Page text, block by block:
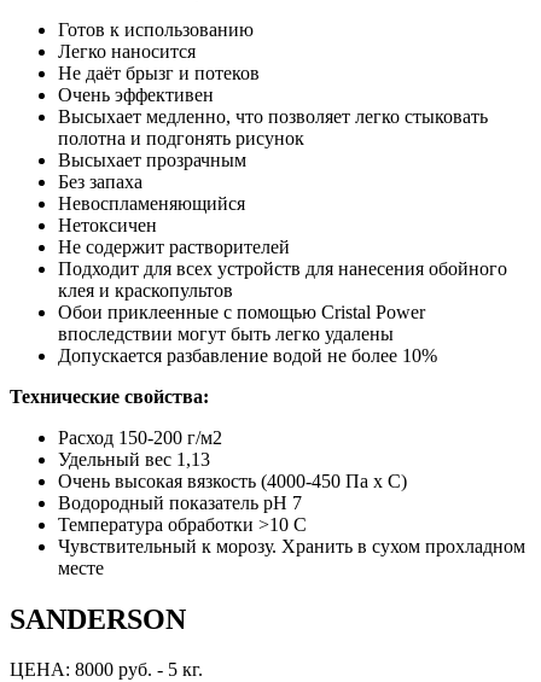
Готов к использованию
Легко наносится
Не даёт брызг и потеков
Очень эффективен
Высыхает медленно, что позволяет легко стыковать
полотна и подгонять рисунок
Высыхает прозрачным
Без запаха
Невоспламеняющийся
Нетоксичен
Не содержит растворителей
Подходит для всех устройств для нанесения обойного
клея и краскопультов
Обои приклеенные с помощью Cristal Power
впоследствии могут быть легко удалены
Допускается разбавление водой не более 10%
Технические свойства:
Расход 150-200 г/м2
Удельный вес 1,13
Очень высокая вязкость (4000-450 Па х С)
Водородный показатель pH 7
Температура обработки >10 С
Чувствительный к морозу. Хранить в сухом прохладном
месте
SANDERSON
ЦЕНА: 8000 руб. - 5 кг.